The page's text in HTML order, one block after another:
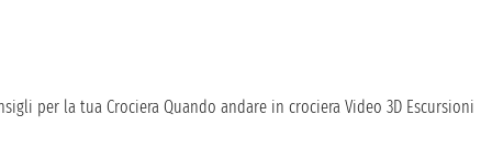
per la tua Crociera Quando andare in crociera Video 3D Escursioni